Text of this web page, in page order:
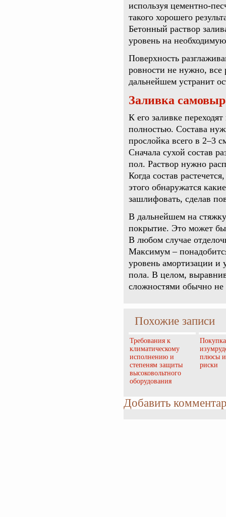
используя цементно-
такого хорошего
Бетонный раствор
уровень на
Поверхность
ровности не нужно,
дальнейшем устранит
Заливка
К его заливке
полностью. Состава
прослойка всего в 2–3
Сначала сухой состав
пол. Раствор нужно
Когда состав
этого обнаружатся
зашлифовать, сделав
В дальнейшем на
покрытие. Это может
В любом случае
Максимум –
уровень амортизации
пола. В целом,
сложностями обычно не
Похожие записи
Требования к
климатическому
исполнению и
степеням защиты
высоковольтного
оборудования
плюсы
риски
Добавить